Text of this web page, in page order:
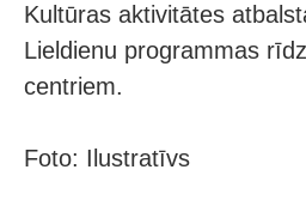
Kultūras aktivitātes
Lieldienu programmas
centriem.
Foto: Ilustratīvs